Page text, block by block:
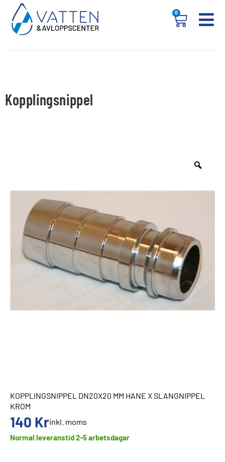
0
Kopplingsnippel
KOPPLINGSNIPPEL DN20X20 MM HANE X SLANGNIPPEL
KROM
140 Krinkl. moms
Normal leveranstid 2-5 arbetsdagar